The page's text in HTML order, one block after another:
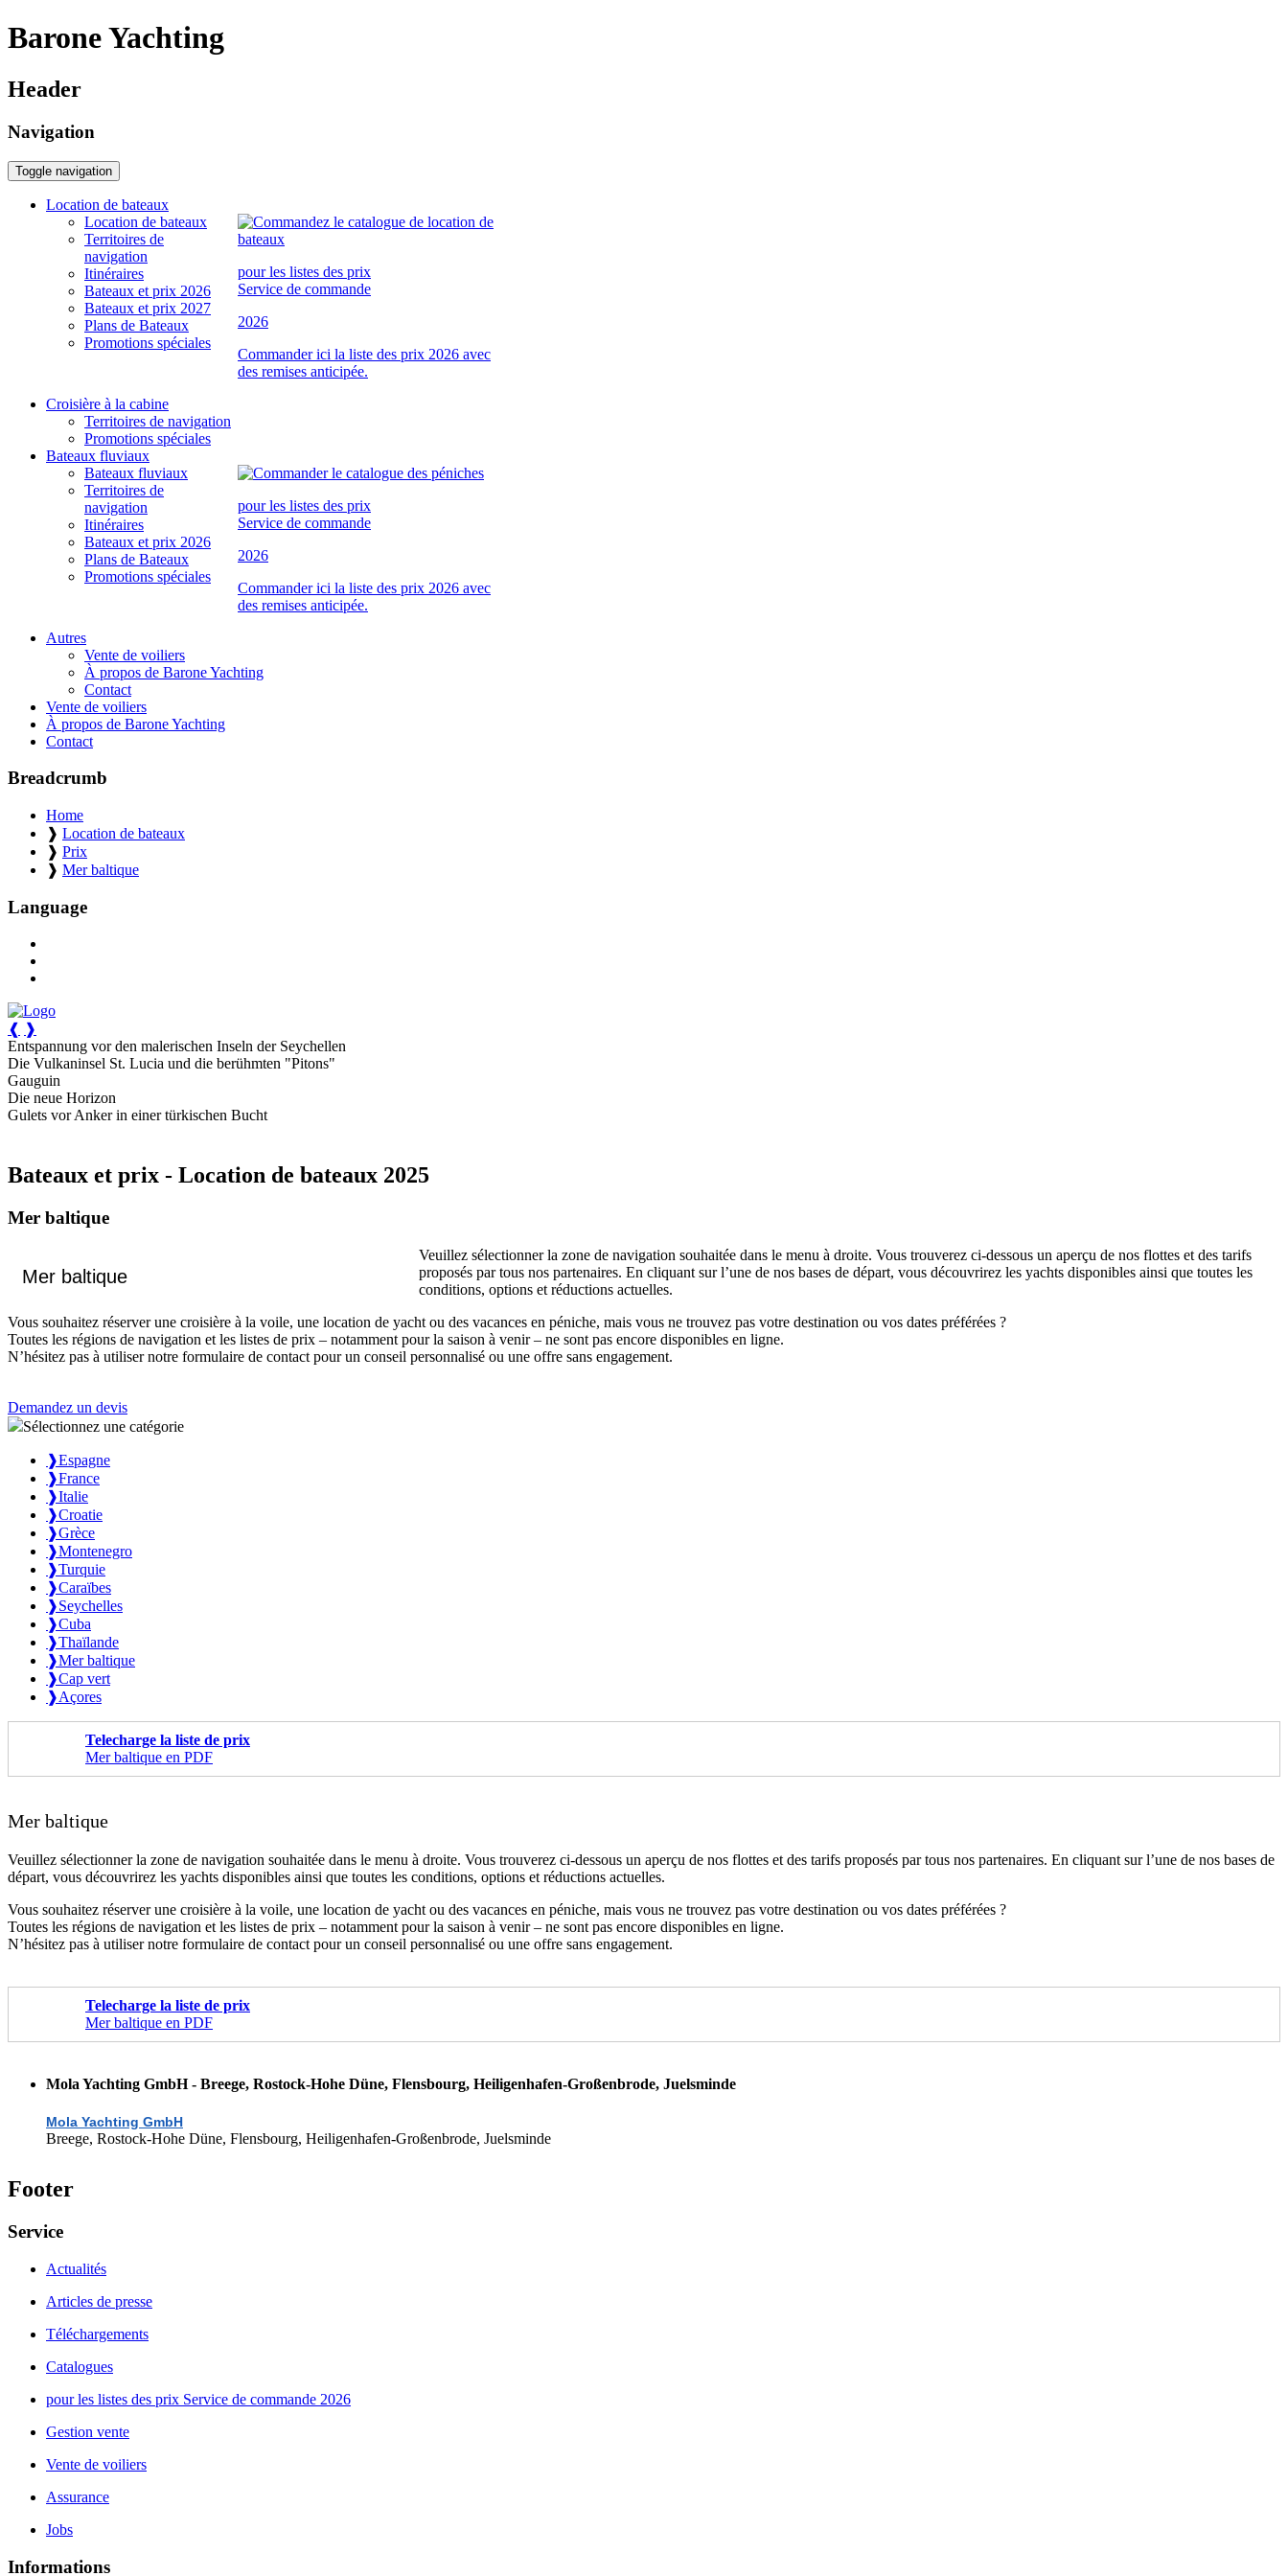
Barone Yachting
Header
Navigation
Toggle navigation
Location de bateaux
Location de bateaux
Territoires de
navigation
Itinéraires
Bateaux et prix 2026
Bateaux et prix 2027
Plans de Bateaux
Promotions spéciales
pour les listes des prix
Service de commande
2026
Commander ici la liste des prix 2026 avec
des remises anticipée.
Croisière à la cabine
Territoires de navigation
Promotions spéciales
Bateaux fluviaux
Bateaux fluviaux
Territoires de
navigation
Itinéraires
Bateaux et prix 2026
Plans de Bateaux
Promotions spéciales
pour les listes des prix
Service de commande
2026
Commander ici la liste des prix 2026 avec
des remises anticipée.
Autres
Vente de voiliers
À propos de Barone Yachting
Contact
Vente de voiliers
À propos de Barone Yachting
Contact
Breadcrumb
Home
❱ Location de bateaux
❱ Prix
❱ Mer baltique
Language
❰ ❱
Entspannung vor den malerischen Inseln der Seychellen
Die Vulkaninsel St. Lucia und die berühmten "Pitons"
Gauguin
Die neue Horizon
Gulets vor Anker in einer türkischen Bucht
Bateaux et prix - Location de bateaux 2025
Mer baltique
Mer baltique
Veuillez sélectionner la zone de navigation souhaitée dans le menu à droite. Vous trouverez ci-dessous un aperçu de nos flottes et des tarifs
proposés par tous nos partenaires. En cliquant sur l’une de nos bases de départ, vous découvrirez les yachts disponibles ainsi que toutes les
conditions, options et réductions actuelles.
Vous souhaitez réserver une croisière à la voile, une location de yacht ou des vacances en péniche, mais vous ne trouvez pas votre destination ou vos dates préférées ?
Toutes les régions de navigation et les listes de prix – notamment pour la saison à venir – ne sont pas encore disponibles en ligne.
N’hésitez pas à utiliser notre formulaire de contact pour un conseil personnalisé ou une offre sans engagement.
Demandez un devis
Sélectionnez une catégorie
❱Espagne
❱France
❱Italie
❱Croatie
❱Grèce
❱Montenegro
❱Turquie
❱Caraïbes
❱Seychelles
❱Cuba
❱Thaïlande
❱Mer baltique
❱Cap vert
❱Açores
Telecharge la liste de prix
Mer baltique en PDF
Mer baltique
Veuillez sélectionner la zone de navigation souhaitée dans le menu à droite. Vous trouverez ci-dessous un aperçu de nos flottes et des tarifs proposés par tous nos partenaires. En cliquant sur l’une de nos bases de
départ, vous découvrirez les yachts disponibles ainsi que toutes les conditions, options et réductions actuelles.
Vous souhaitez réserver une croisière à la voile, une location de yacht ou des vacances en péniche, mais vous ne trouvez pas votre destination ou vos dates préférées ?
Toutes les régions de navigation et les listes de prix – notamment pour la saison à venir – ne sont pas encore disponibles en ligne.
N’hésitez pas à utiliser notre formulaire de contact pour un conseil personnalisé ou une offre sans engagement.
Telecharge la liste de prix
Mer baltique en PDF
Mola Yachting GmbH - Breege, Rostock-Hohe Düne, Flensbourg, Heiligenhafen-Großenbrode, Juelsminde
Mola Yachting GmbH
Breege, Rostock-Hohe Düne, Flensbourg, Heiligenhafen-Großenbrode, Juelsminde
Footer
Service
Actualités
Articles de presse
Téléchargements
Catalogues
pour les listes des prix Service de commande 2026
Gestion vente
Vente de voiliers
Assurance
Jobs
Informations